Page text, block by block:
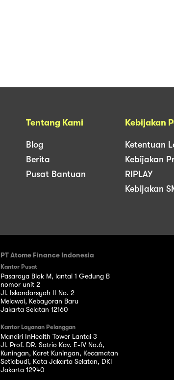
Tentang Kami
Blog
Berita
Pusat Bantuan
Kebijakan
Ketentuan
Kebijakan
RIPLAY
Kebijakan
PT Atome Finance Indonesia
Kantor Pusat
Pasaraya Blok M, lantai 1 Gedung B
nomor unit 2
Jl. Iskandarsyah II No. 2
Melawai, Kebayoran Baru
Jakarta Selatan 12160
Kantor Layanan Pelanggan
Mandiri InHealth Tower Lantai 3
Jl. Prof. DR. Satrio Kav. E-IV No.6,
Kuningan, Karet Kuningan, Kecamatan
Setiabudi, Kota Jakarta Selatan, DKI
Jakarta 12940